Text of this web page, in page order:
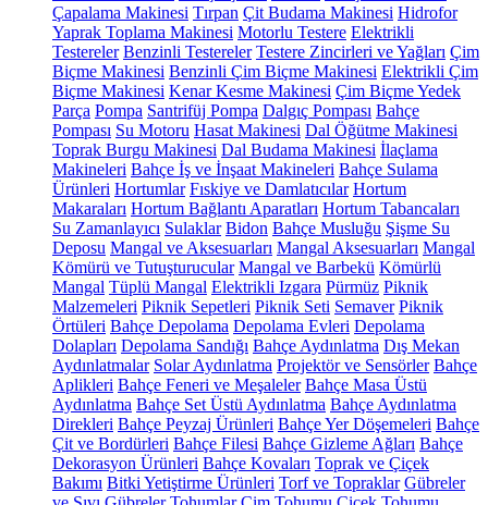
Çapalama Makinesi Tırpan Çit Budama Makinesi Hidrofor
Yaprak Toplama Makinesi Motorlu Testere Elektrikli
Testereler Benzinli Testereler Testere Zincirleri ve Yağları Çim
Biçme Makinesi Benzinli Çim Biçme Makinesi Elektrikli Çim
Biçme Makinesi Kenar Kesme Makinesi Çim Biçme Yedek
Parça Pompa Santrifüj Pompa Dalgıç Pompası Bahçe
Pompası Su Motoru Hasat Makinesi Dal Öğütme Makinesi
Toprak Burgu Makinesi Dal Budama Makinesi İlaçlama
Makineleri Bahçe İş ve İnşaat Makineleri Bahçe Sulama
Ürünleri Hortumlar Fıskiye ve Damlatıcılar Hortum
Makaraları Hortum Bağlantı Aparatları Hortum Tabancaları
Su Zamanlayıcı Sulaklar Bidon Bahçe Musluğu Şişme Su
Deposu Mangal ve Aksesuarları Mangal Aksesuarları Mangal
Kömürü ve Tutuşturucular Mangal ve Barbekü Kömürlü
Mangal Tüplü Mangal Elektrikli Izgara Pürmüz Piknik
Malzemeleri Piknik Sepetleri Piknik Seti Semaver Piknik
Örtüleri Bahçe Depolama Depolama Evleri Depolama
Dolapları Depolama Sandığı Bahçe Aydınlatma Dış Mekan
Aydınlatmalar Solar Aydınlatma Projektör ve Sensörler Bahçe
Aplikleri Bahçe Feneri ve Meşaleler Bahçe Masa Üstü
Aydınlatma Bahçe Set Üstü Aydınlatma Bahçe Aydınlatma
Direkleri Bahçe Peyzaj Ürünleri Bahçe Yer Döşemeleri Bahçe
Çit ve Bordürleri Bahçe Filesi Bahçe Gizleme Ağları Bahçe
Dekorasyon Ürünleri Bahçe Kovaları Toprak ve Çiçek
Bakımı Bitki Yetiştirme Ürünleri Torf ve Topraklar Gübreler